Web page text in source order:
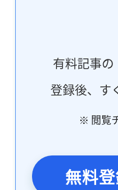
有料記事
登録後、す
※ 閲覧
無料